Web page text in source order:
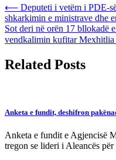
Post
navigation
⟵ Deputeti i vetëm i PDE-
shkarkimin e ministrave dhe
Sot deri në orën 17 bllokadë
vendkalimin kufitar Mexhitlia
Related Posts
Anketa e fundit, deshifron
Anketa e fundit e Agjencisë
tregon se lideri i Aleancës